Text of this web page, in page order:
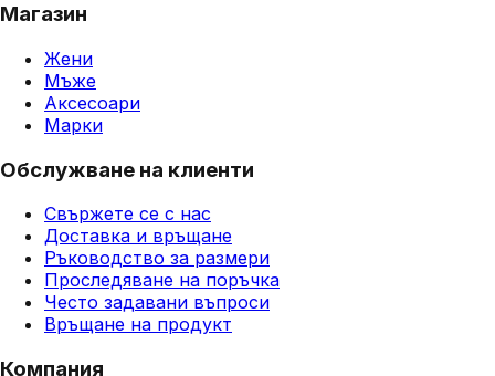
Магазин
Жени
Мъже
Аксесоари
Марки
Обслужване на клиенти
Свържете се с нас
Доставка и връщане
Ръководство за размери
Проследяване на поръчка
Често задавани въпроси
Връщане на продукт
Компания